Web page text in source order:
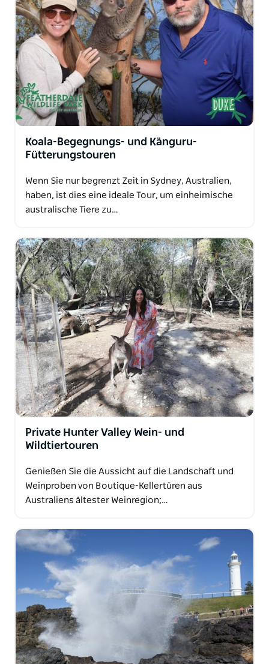
Koala-Begegnungs- und Känguru-
Fütterungstouren
Wenn Sie nur begrenzt Zeit in Sydney, Australien,
haben, ist dies eine ideale Tour, um einheimische
australische Tiere zu…
Private Hunter Valley Wein- und
Wildtiertouren
Genießen Sie die Aussicht auf die Landschaft und
Weinproben von Boutique-Kellertüren aus
Australiens ältester Weinregion;…